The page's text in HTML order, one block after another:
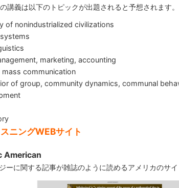
講義は以下のトピックが出題されると予想されます。
of nonindustrialized civilizations
marketing, accounting
mass communication
of group, community dynamics, communal
ニングWEBサイト
ーに関する記事が雑誌のように読めるアメリカのサ